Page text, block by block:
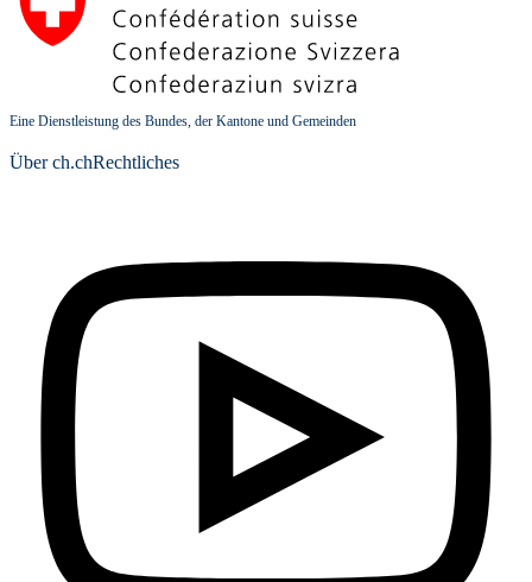
Eine Dienstleistung des Bundes, der Kantone und Gemeinden
Über ch.chRechtliches